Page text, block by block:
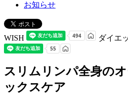
お知らせ
WISH ダイエ
スリムリンパ全身の
ックスケア